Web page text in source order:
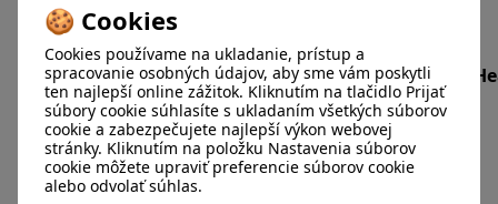
https://www.yahoo.com/video/tesla-sales-were-46-
3-175400071.html?guccounter=2
https://www.statista.com/topics/2086/tesla/
https://www.investing.com/news/stock-market-
news/tesla-shares-up-2-on-better-than-expected-q2-
earnings-432SI-2850024
🍪 Cookies
Cookies používame na ukladanie, prístup a
spracovanie osobných údajov, aby sme vám poskytli
ten najlepší online zážitok. Kliknutím na tlačidlo Prijať
súbory cookie súhlasíte s ukladaním všetkých súborov
cookie a zabezpečujete najlepší výkon webovej
stránky. Kliknutím na položku Nastavenia súborov
cookie môžete upraviť preferencie súborov cookie
alebo odvolať súhlas.